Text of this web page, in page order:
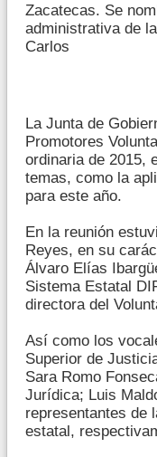
Zacatecas. Se
administrativa de
Carlos
La Junta de
Promotores
ordinaria de 2015,
temas, como la
para este año.
En la reunión
Reyes, en su
Álvaro Elías
Sistema Estatal
directora del
Así como los
Superior de
Sara Romo
Jurídica; Luis
representantes de
estatal,